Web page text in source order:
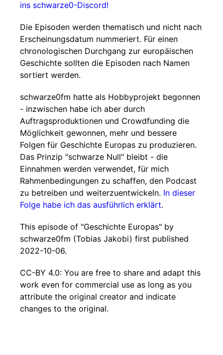
ins schwarze0-Discord!
Die Episoden werden thematisch und nicht nach
Erscheinungsdatum nummeriert. Für einen
chronologischen Durchgang zur europäischen
Geschichte sollten die Episoden nach Namen
sortiert werden.
schwarze0fm hatte als Hobbyprojekt begonnen
- inzwischen habe ich aber durch
Auftragsproduktionen und Crowdfunding die
Möglichkeit gewonnen, mehr und bessere
Folgen für Geschichte Europas zu produzieren.
Das Prinzip "schwarze Null" bleibt - die
Einnahmen werden verwendet, für mich
Rahmenbedingungen zu schaffen, den Podcast
zu betreiben und weiterzuentwickeln. In dieser
Folge habe ich das ausführlich erklärt.
This episode of "Geschichte Europas" by
schwarze0fm (Tobias Jakobi) first published
2022-10-06.
CC-BY 4.0: You are free to share and adapt this
work even for commercial use as long as you
attribute the original creator and indicate
changes to the original.